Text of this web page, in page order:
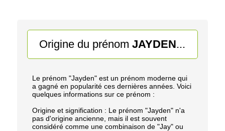
Origine du prénomJAYDEN...
Le prénom "Jayden" est un prénom moderne qui
a gagné en popularité ces dernières années. Voici
quelques informations sur ce prénom :
Origine et signification : Le prénom "Jayden" n'a
pas d'origine ancienne, mais il est souvent
considéré comme une combinaison de "Jay" ou